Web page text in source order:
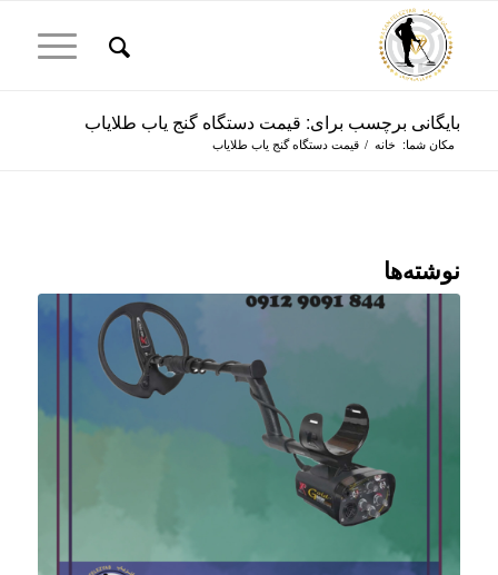
بایگانی برچسب برای: قیمت دستگاه گنج یاب طلایاب
مکان شما: خانه / قیمت دستگاه گنج یاب طلایاب
نوشته‌ها